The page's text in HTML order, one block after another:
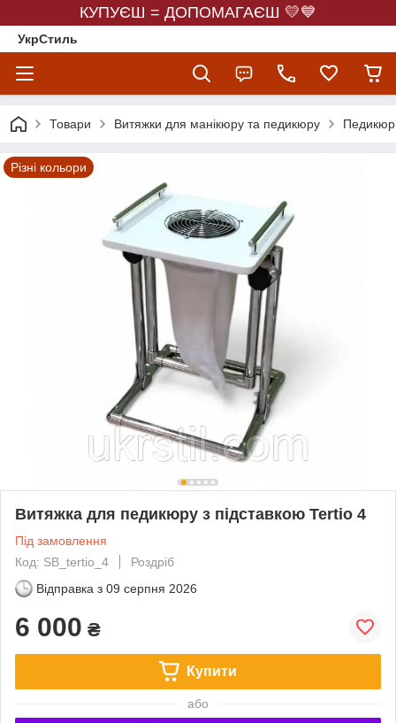
КУПУЄШ = ДОПОМАГАЄШ 💛💙
УкрСтиль
Товари Витяжки для манікюру та педикюру
Різні кольори
Витяжка для педикюру з підставкою Tertio 4
Під замовлення
Код: SB_tertio_4
Роздріб
Відправка з 09 серпня 2026
6 000 ₴
Купити
або